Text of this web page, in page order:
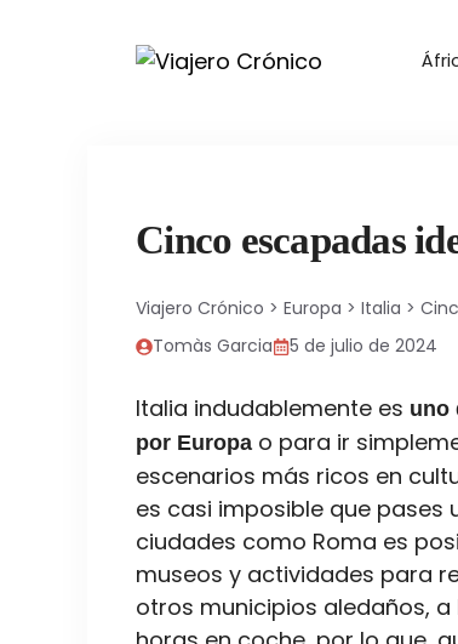
Cinco escapadas
Viajero Crónico > Europa > Italia >
Tomàs Garcia
5 de julio de 2024
Italia indudablemente es uno
por Europa o para ir
escenarios más ricos en
es casi imposible que pases
ciudades como Roma es
museos y actividades para
otros municipios aledaños,